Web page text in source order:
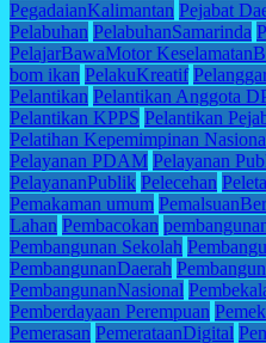
PegadaianKalimantan Pejabat
Pelabuhan PelabuhanSamarinda
PelajarBawaMotor
bom ikan PelakuKreatif
Pelantikan Pelantikan Anggota
Pelantikan KPPS Pelantikan
Pelatihan Kepemimpinan
Pelayanan PDAM Pelayanan
PelayananPublik Pelecehan
Pemakaman umum
Lahan Pembacokan
Pembangunan Sekolah
PembangunanDaerah
PembangunanNasional
Pemberdayaan Perempuan
Pemerasan PemerataanDigital